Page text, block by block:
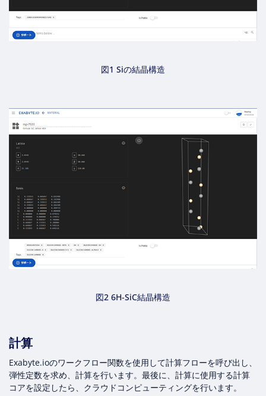
図1 Siの結晶構造
図2 6H-SiC結晶構造
計算
Exabyte.ioのワークフロー関数を使用して計算フローを呼び出し、
弾性定数を求め、計算を行います。最後に、計算に使用する計算
コアを設定したら、クラウドコンピューティングを行います。